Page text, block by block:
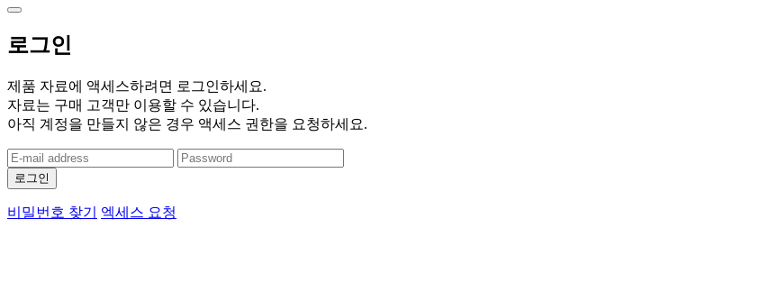
로그인
제품 자료에 액세스하려면 로그인하세요.
자료는 구매 고객만 이용할 수 있습니다.
아직 계정을 만들지 않은 경우 액세스 권한을 요청하세요.
로그인
비밀번호 찾기 엑세스 요청